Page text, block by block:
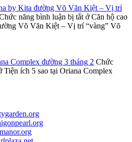
by Kita đường Võ Văn Kiệt – Vị trí
năng bình luận bị tắt ở Căn hộ cao
Võ Văn Kiệt – Vị trí “vàng” Võ
Complex đường 3 tháng 2 Chức
Tiện ích 5 sao tại Oriana Complex